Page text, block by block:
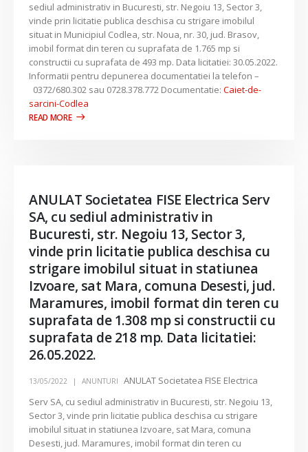
sediul administrativ in Bucuresti, str. Negoiu 13, Sector 3,
vinde prin licitatie publica deschisa cu strigare imobilul
situat in Municipiul Codlea, str. Noua, nr. 30, jud. Brasov,
imobil format din teren cu suprafata de 1.765 mp si
constructii cu suprafata de 493 mp. Data licitatiei: 30.05.2022.
Informatii pentru depunerea documentatiei la telefon –
0372/680.302 sau 0728.378.772 Documentatie:Caiet-de-
sarcini-Codlea
ANULAT Societatea FISE Electrica Serv
SA, cu sediul administrativ in
Bucuresti, str. Negoiu 13, Sector 3,
vinde prin licitatie publica deschisa cu
strigare imobilul situat in statiunea
Izvoare, sat Mara, comuna Desesti, jud.
Maramures, imobil format din teren cu
suprafata de 1.308 mp si constructii cu
suprafata de 218 mp. Data licitatiei:
26.05.2022.
13/05/2022 ANUNTURI
ANULAT Societatea FISE Electrica
Serv SA, cu sediul administrativ in Bucuresti, str. Negoiu 13,
Sector 3, vinde prin licitatie publica deschisa cu strigare
imobilul situat in statiunea Izvoare, sat Mara, comuna
Desesti, jud. Maramures, imobil format din teren cu